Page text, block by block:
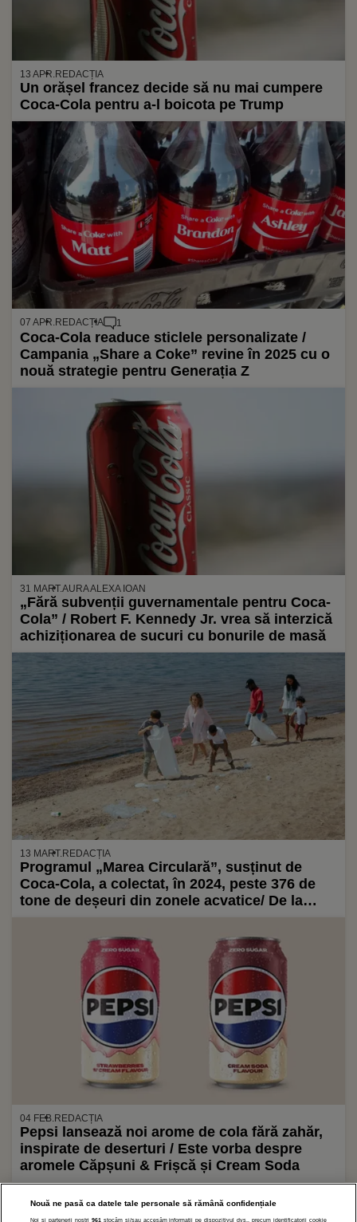
13 APR.REDACȚIA
Un orășel francez decide să nu mai cumpere
Coca-Cola pentru a-l boicota pe Trump
07 APR.REDACȚIA 1
Coca-Cola readuce sticlele personalizate /
Campania „Share a Coke” revine în 2025 cu o
nouă strategie pentru Generația Z
31 MART.AURA ALEXA IOAN
„Fără subvenții guvernamentale pentru Coca-
Cola” / Robert F. Kennedy Jr. vrea să interzică
achiziționarea de sucuri cu bonurile de masă
13 MART. REDACȚIA
Programul „Marea Circulară”, susținut de
Coca-Cola, a colectat, în 2024, peste 376 de
tone de deșeuri din zonele acvatice/ De la
04 FEB. REDACȚIA
Pepsi lansează noi arome de cola fără zahăr,
inspirate de deserturi / Este vorba despre
aromele Căpșuni & Frișcă și Cream Soda
Nouă ne pasă ca datele tale personale să rămână confidențiale
Noi și partenerii noștri 961 stocăm și/sau accesăm informații pe dispozitivul dvs., precum identificatorii cookie